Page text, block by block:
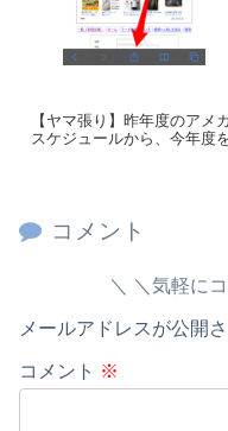
【ヤマ張り】昨年度のアメ
スケジュールから、今年度
コメント
＼気軽に
メールアドレスが公開
コメント ※